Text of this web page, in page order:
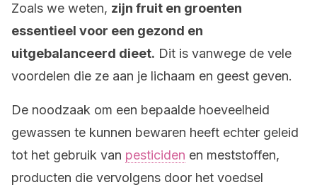
Zoals we weten, zijn fruit en groenten
essentieel voor een gezond en
uitgebalanceerd dieet. Dit is vanwege de vele
voordelen die ze aan je lichaam en geest geven.
De noodzaak om een bepaalde hoeveelheid
gewassen te kunnen bewaren heeft echter geleid
tot het gebruik van pesticiden en meststoffen,
producten die vervolgens door het voedsel